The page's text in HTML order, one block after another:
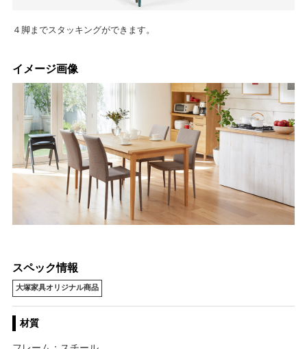
４脚までスタッキングができます。
イメージ画像
スペック情報
大塚家具オリジナル商品
材質